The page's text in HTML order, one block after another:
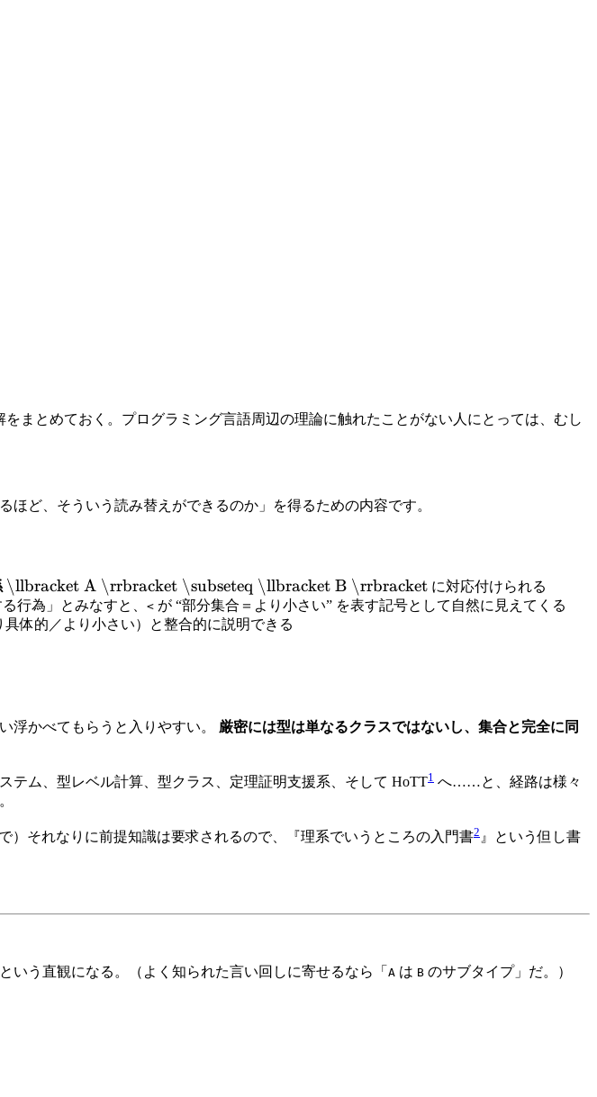
まとめておく。プログラミング言語周辺の理論に触れたことがない人にとっては、むし
ど、そういう読み替えができるのか」を得るための内容です。
\llbracket A \rrbracket \subseteq \llbracket B \rrbracket に対応付けられる
行為」とみなすと、 < が “部分集合＝より小さい” を表す記号として自然に見えてくる
具体的／より小さい）と整合的に説明できる
浮かべてもらうと入りやすい。 厳密には型は単なるクラスではないし、集合と完全に同
テム、型レベル計算、型クラス、定理証明支援系、そして HoTT1 へ……と、経路は様々
）それなりに前提知識は要求されるので、『理系でいうところの入門書2 』という但し書
という直観になる。（よく知られた言い回しに寄せるなら「 A は B のサブタイプ」だ。）